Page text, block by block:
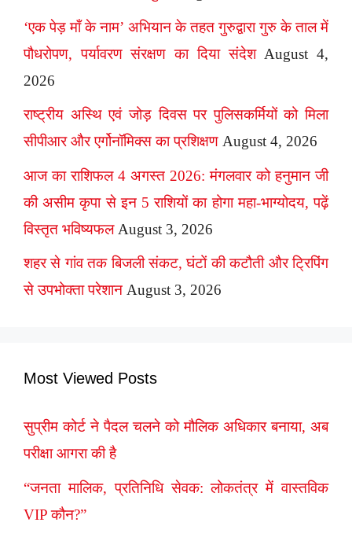
‘एक पेड़ माँ के नाम’ अभियान के तहत गुरुद्वारा गुरु के ताल में
पौधरोपण, पर्यावरण संरक्षण का दिया संदेश August 4,
2026
राष्ट्रीय अस्थि एवं जोड़ दिवस पर पुलिसकर्मियों को मिला
सीपीआर और एर्गोनॉमिक्स का प्रशिक्षण August 4, 2026
आज का राशिफल 4 अगस्त 2026: मंगलवार को हनुमान जी
की असीम कृपा से इन 5 राशियों का होगा महा-भाग्योदय, पढ़ें
विस्तृत भविष्यफल August 3, 2026
शहर से गांव तक बिजली संकट, घंटों की कटौती और ट्रिपिंग
से उपभोक्ता परेशान August 3, 2026
Most Viewed Posts
सुप्रीम कोर्ट ने पैदल चलने को मौलिक अधिकार बनाया, अब
परीक्षा आगरा की है
“जनता मालिक, प्रतिनिधि सेवक: लोकतंत्र में वास्तविक
VIP कौन?”